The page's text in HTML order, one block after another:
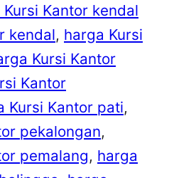
Kantor kendal
kendal, harga Kursi
Kursi Kantor
Kantor
Kursi Kantor pati
pekalongan
pemalang, harga